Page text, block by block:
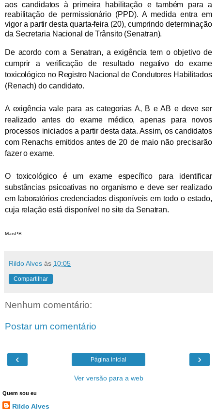
aos candidatos à primeira habilitação e também para a
reabilitação de permissionário (PPD). A medida entra em
vigor a partir desta quarta-feira (20), cumprindo determinação
da Secretaria Nacional de Trânsito (Senatran).
De acordo com a Senatran, a exigência tem o objetivo de
cumprir a verificação de resultado negativo do exame
toxicológico no Registro Nacional de Condutores Habilitados
(Renach) do candidato.
A exigência vale para as categorias A, B e AB e deve ser
realizado antes do exame médico, apenas para novos
processos iniciados a partir desta data. Assim, os candidatos
com Renachs emitidos antes de 20 de maio não precisarão
fazer o exame.
O toxicológico é um exame específico para identificar
substâncias psicoativas no organismo e deve ser realizado
em laboratórios credenciados disponíveis em todo o estado,
cuja relação está disponível no site da Senatran.
MaisPB
Rildo Alves às 10:05
Compartilhar
Nenhum comentário:
Postar um comentário
‹ ›
Página inicial
Ver versão para a web
Quem sou eu
Rildo Alves